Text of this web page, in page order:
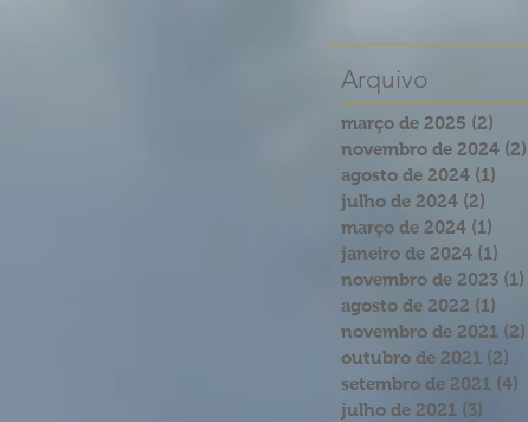
Arquivo
março de 2025 (2)
novembro de 2024 (2)
agosto de 2024 (1)
julho de 2024 (2)
março de 2024 (1)
janeiro de 2024 (1)
novembro de 2023 (1)
agosto de 2022 (1)
novembro de 2021 (2)
outubro de 2021 (2)
setembro de 2021 (4)
julho de 2021 (3)